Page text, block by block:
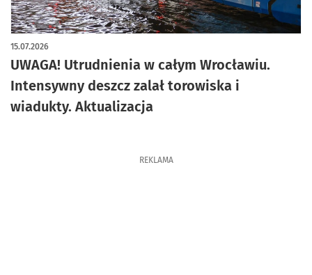
UWAGA! Utrudnienia w całym Wrocławiu.
Intensywny deszcz zalał torowiska i
wiadukty. Aktualizacja
15.07.2026
artykuł z galerią zdjęć
REKLAMA